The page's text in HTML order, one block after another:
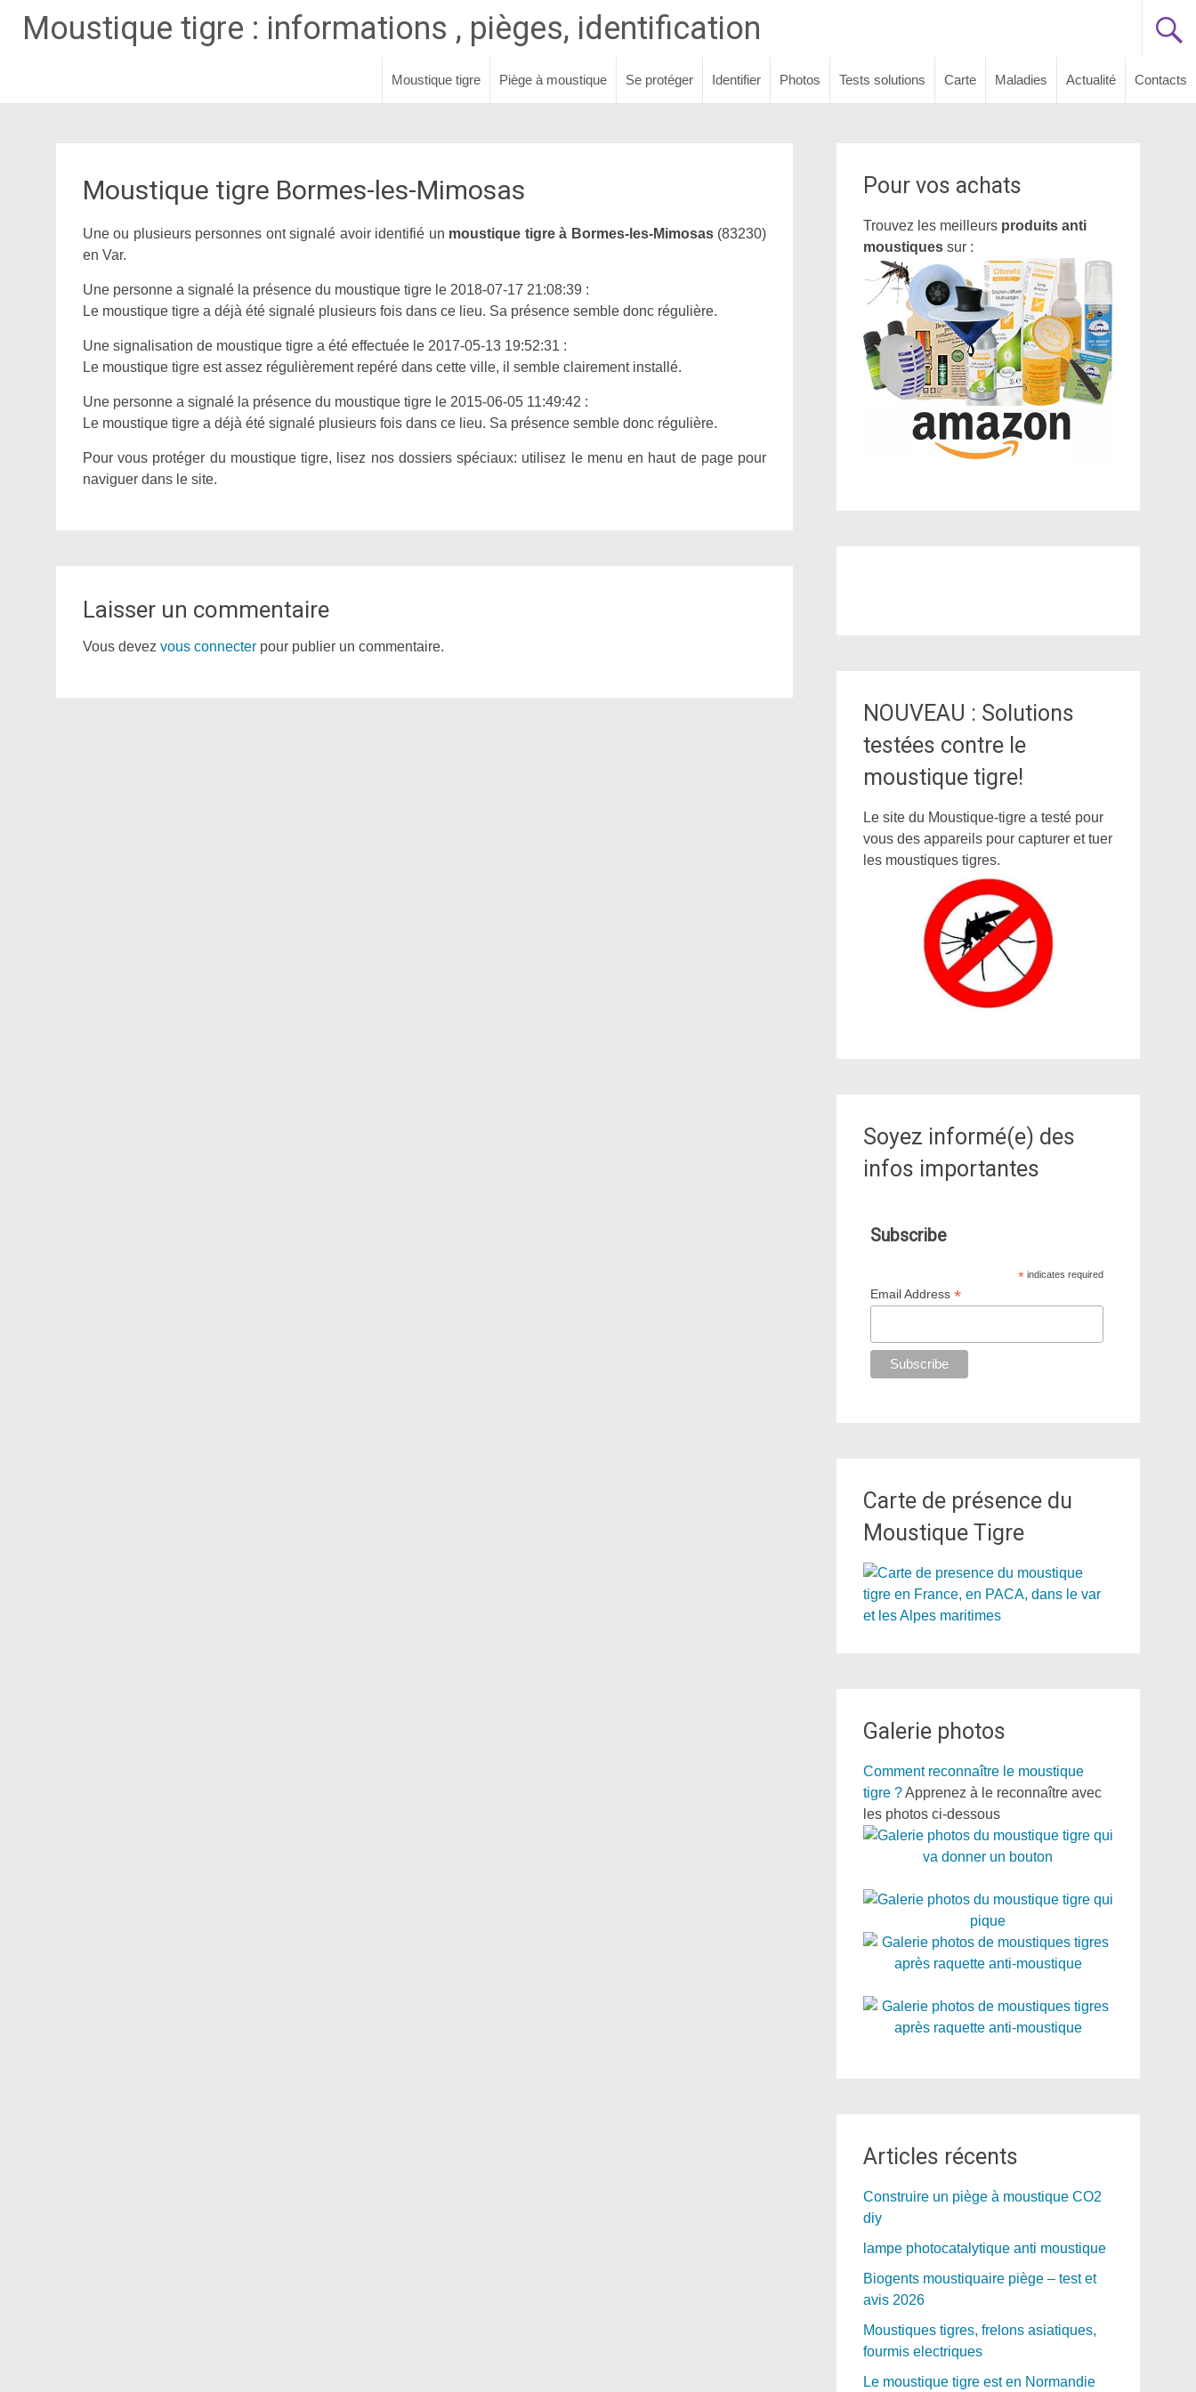
Moustique tigre : informations , pièges, identification
Moustique tigre Piège à moustique Se protéger Identifier Photos Tests solutions Carte Maladies Actualité Contacts
Moustique tigre Bormes-les-Mimosas
Une ou plusieurs personnes ont signalé avoir identifié un moustique tigre à Bormes-les-Mimosas(83230)
en Var.
Une personne a signalé la présence du moustique tigre le 2018-07-17 21:08:39 :
Le moustique tigre a déjà été signalé plusieurs fois dans ce lieu. Sa présence semble donc régulière.
Une signalisation de moustique tigre a été effectuée le 2017-05-13 19:52:31 :
Le moustique tigre est assez régulièrement repéré dans cette ville, il semble clairement installé.
Une personne a signalé la présence du moustique tigre le 2015-06-05 11:49:42 :
Le moustique tigre a déjà été signalé plusieurs fois dans ce lieu. Sa présence semble donc régulière.
Pour vous protéger du moustique tigre, lisez nos dossiers spéciaux: utilisez le menu en haut de page pour
naviguer dans le site.
Laisser un commentaire
Vous devez vous connecter pour publier un commentaire.
Pour vos achats
Trouvez les meilleurs produits anti
moustiquessur :
NOUVEAU : Solutions
testées contre le
moustique tigre!
Le site du Moustique-tigre a testé pour
vous des appareils pour capturer et tuer
les moustiques tigres.
Soyez informé(e) des
infos importantes
Subscribe
* indicates required
Email Address*
Carte de présence du
Moustique Tigre
Galerie photos
Comment reconnaître le moustique
tigre ?Apprenez à le reconnaître avec
les photos ci-dessous
Articles récents
Construire un piège à moustique CO2
diy
lampe photocatalytique anti moustique
Biogents moustiquaire piège – test et
avis 2026
Moustiques tigres, frelons asiatiques,
fourmis electriques
Le moustique tigre est en Normandie